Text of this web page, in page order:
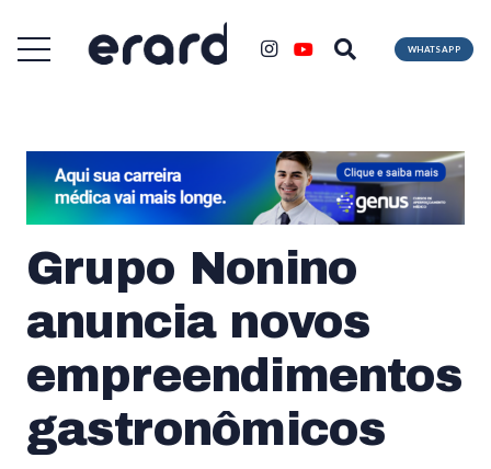
WHATSAPP
Grupo Nonino
anuncia novos
empreendimentos
gastronômicos